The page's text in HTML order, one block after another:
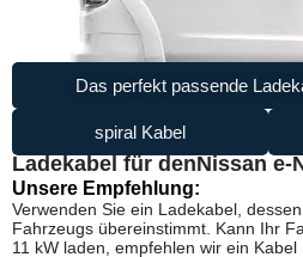
Das perfekt passende
spiral Kabel
Ladekabel für denNissan e-
Unsere Empfehlung:
Verwenden Sie ein Ladekabel,
Fahrzeugs übereinstimmt. Kann Ihr
11 kW laden, empfehlen wir ein